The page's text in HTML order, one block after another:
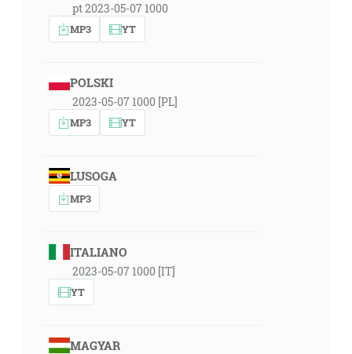
pt 2023-05-07 1000
MP3 YT
POLSKI
2023-05-07 1000 [PL]
MP3 YT
LUSOGA
MP3
ITALIANO
2023-05-07 1000 [IT]
YT
MAGYAR